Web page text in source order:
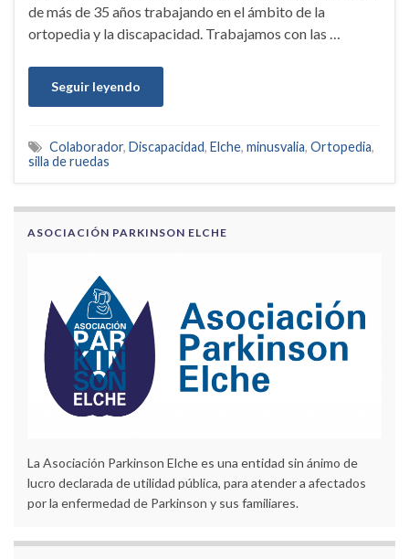
de más de 35 años trabajando en el ámbito de la
ortopedia y la discapacidad. Trabajamos con las …
Seguir leyendo
Colaborador, Discapacidad, Elche, minusvalia, Ortopedia,
silla de ruedas
ASOCIACIÓN PARKINSON ELCHE
La Asociación Parkinson Elche es una entidad sin ánimo de
lucro declarada de utilidad pública, para atender a afectados
por la enfermedad de Parkinson y sus familiares.